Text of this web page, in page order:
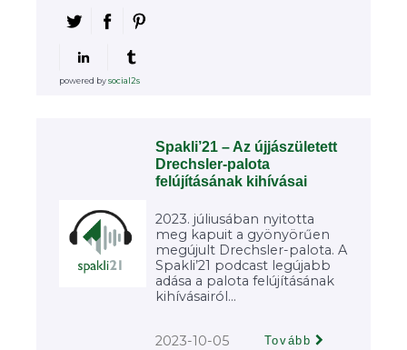
powered bysocial2s
Spakli’21 – Az újjászületett
Drechsler-palota
felújításának kihívásai
2023. júliusában nyitotta
meg kapuit a gyönyörűen
megújult Drechsler-palota. A
Spakli’21 podcast legújabb
adása a palota felújításának
kihívásairól...
2023-10-05 Tovább